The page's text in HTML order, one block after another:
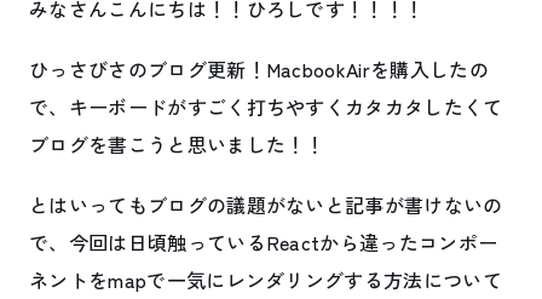
みなさんこんにちは！！ひろしです！！！！
ひっさびさのブログ更新！MacbookAirを購入したの
で、キーボードがすごく打ちやすくカタカタしたくて
ブログを書こうと思いました！！
とはいってもブログの議題がないと記事が書けないの
で、今回は日頃触っているReactから違ったコンポー
ネントをmapで一気にレンダリングする方法について